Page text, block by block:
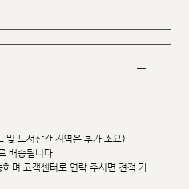
및 도서산간 지역은 추가 소요)
배송됩니다.
며 고객센터로 연락 주시면 견적 가